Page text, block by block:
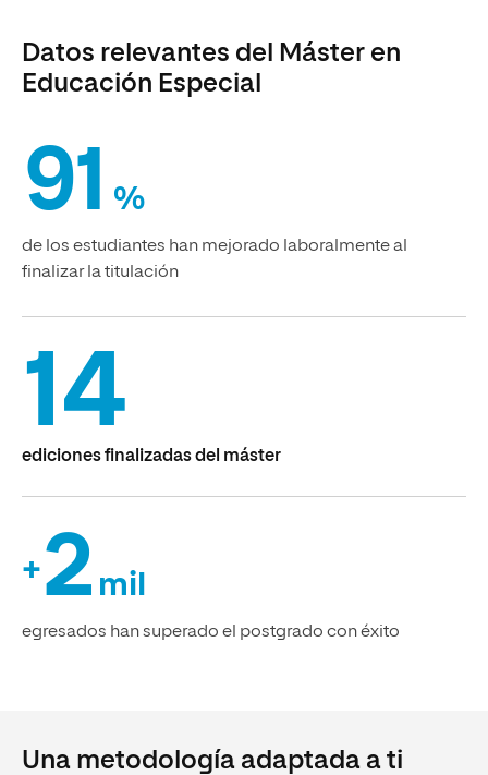
Datos relevantes del Máster en
Educación Especial
91 %
de los estudiantes han mejorado laboralmente al
finalizar la titulación
14
ediciones finalizadas del máster
+2 mil
egresados han superado el postgrado con éxito
Una metodología adaptada a ti